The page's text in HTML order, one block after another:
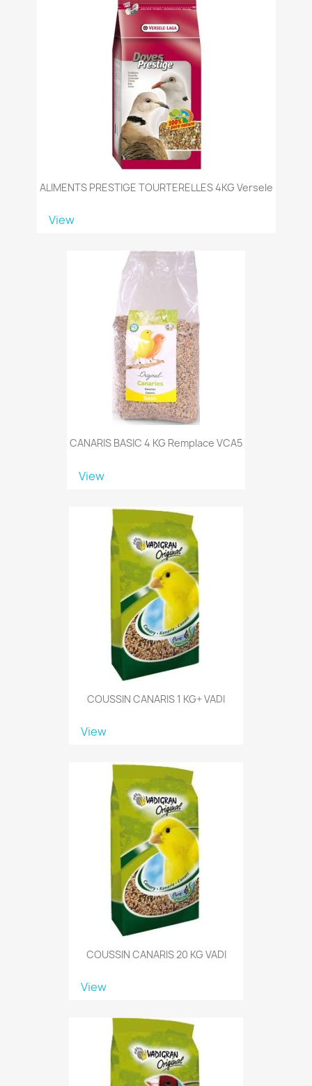
ALIMENTS PRESTIGE TOURTERELLES 4KG Versele
View
CANARIS BASIC 4 KG Remplace VCA5
View
COUSSIN CANARIS 1 KG+ VADI
View
COUSSIN CANARIS 20 KG VADI
View